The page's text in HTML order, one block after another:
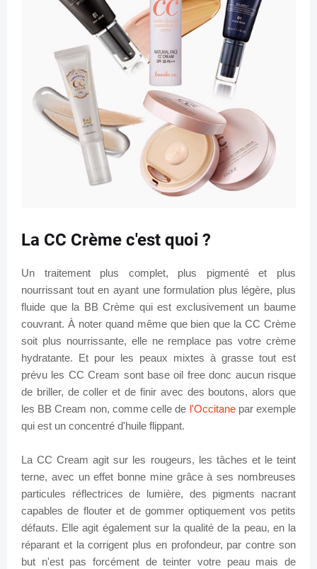
La CC Crème c'est quoi ?
Un traitement plus complet, plus pigmenté et plus
nourrissant tout en ayant une formulation plus légère, plus
fluide que la BB Crème qui est exclusivement un baume
couvrant. À noter quand même que bien que la CC Crème
soit plus nourrissante, elle ne remplace pas votre crème
hydratante. Et pour les peaux mixtes à grasse tout est
prévu les CC Cream sont base oil free donc aucun risque
de briller, de coller et de finir avec des boutons, alors que
les BB Cream non, comme celle de l'Occitanepar exemple
qui est un concentré d'huile flippant.
La CC Cream agit sur les rougeurs, les tâches et le teint
terne, avec un effet bonne mine grâce à ses nombreuses
particules réflectrices de lumière, des pigments nacrant
capables de flouter et de gommer optiquement vos petits
défauts. Elle agit également sur la qualité de la peau, en la
réparant et la corrigent plus en profondeur, par contre son
but n'est pas forcément de teinter votre peau mais de